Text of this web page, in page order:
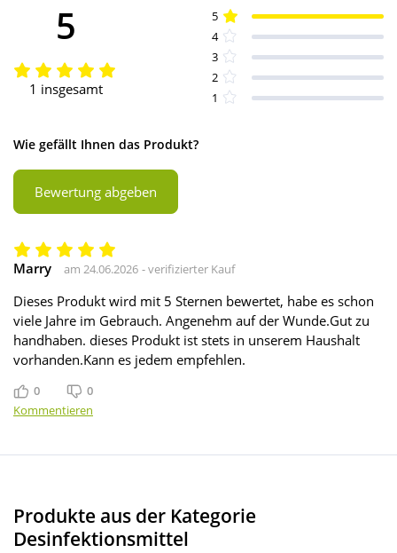
5
1 insgesamt
5
4
3
2
1
Wie gefällt Ihnen das Produkt?
Bewertung abgeben
Marry am 24.06.2026 - verifizierter Kauf
Dieses Produkt wird mit 5 Sternen bewertet, habe es schon
viele Jahre im Gebrauch. Angenehm auf der Wunde.Gut zu
handhaben. dieses Produkt ist stets in unserem Haushalt
vorhanden.Kann es jedem empfehlen.
Gefällt mir
0 Gefällt mir nicht
0
Kommentieren
Produkte aus der Kategorie
Desinfektionsmittel